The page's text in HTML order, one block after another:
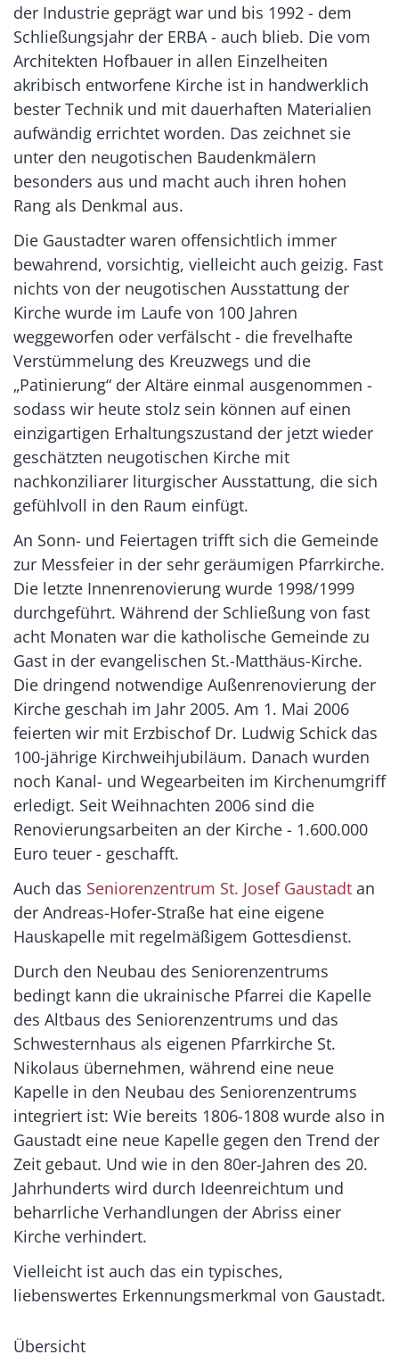
der Industrie geprägt war und bis 1992 - dem
Schließungsjahr der ERBA - auch blieb. Die vom
Architekten Hofbauer in allen Einzelheiten
akribisch entworfene Kirche ist in handwerklich
bester Technik und mit dauerhaften Materialien
aufwändig errichtet worden. Das zeichnet sie
unter den neugotischen Baudenkmälern
besonders aus und macht auch ihren hohen
Rang als Denkmal aus.
Die Gaustadter waren offensichtlich immer
bewahrend, vorsichtig, vielleicht auch geizig. Fast
nichts von der neugotischen Ausstattung der
Kirche wurde im Laufe von 100 Jahren
weggeworfen oder verfälscht - die frevelhafte
Verstümmelung des Kreuzwegs und die
„Patinierung“ der Altäre einmal ausgenommen -
sodass wir heute stolz sein können auf einen
einzigartigen Erhaltungszustand der jetzt wieder
geschätzten neugotischen Kirche mit
nachkonziliarer liturgischer Ausstattung, die sich
gefühlvoll in den Raum einfügt.
An Sonn- und Feiertagen trifft sich die Gemeinde
zur Messfeier in der sehr geräumigen Pfarrkirche.
Die letzte Innenrenovierung wurde 1998/1999
durchgeführt. Während der Schließung von fast
acht Monaten war die katholische Gemeinde zu
Gast in der evangelischen St.-Matthäus-Kirche.
Die dringend notwendige Außenrenovierung der
Kirche geschah im Jahr 2005. Am 1. Mai 2006
feierten wir mit Erzbischof Dr. Ludwig Schick das
100-jährige Kirchweihjubiläum. Danach wurden
noch Kanal- und Wegearbeiten im Kirchenumgriff
erledigt. Seit Weihnachten 2006 sind die
Renovierungsarbeiten an der Kirche - 1.600.000
Euro teuer - geschafft.
Auch das Seniorenzentrum St. Josef Gaustadt an
der Andreas-Hofer-Straße hat eine eigene
Hauskapelle mit regelmäßigem Gottesdienst.
Durch den Neubau des Seniorenzentrums
bedingt kann die ukrainische Pfarrei die Kapelle
des Altbaus des Seniorenzentrums und das
Schwesternhaus als eigenen Pfarrkirche St.
Nikolaus übernehmen, während eine neue
Kapelle in den Neubau des Seniorenzentrums
integriert ist: Wie bereits 1806-1808 wurde also in
Gaustadt eine neue Kapelle gegen den Trend der
Zeit gebaut. Und wie in den 80er-Jahren des 20.
Jahrhunderts wird durch Ideenreichtum und
beharrliche Verhandlungen der Abriss einer
Kirche verhindert.
Vielleicht ist auch das ein typisches,
liebenswertes Erkennungsmerkmal von Gaustadt.
Übersicht